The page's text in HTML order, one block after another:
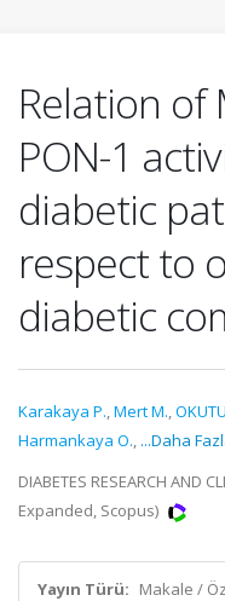
Relation of
PON-1
diabetic
respect to
diabetic
Karakaya P.,Mert M.,
Harmankaya O., ...Daha
DIABETES RESEARCH AND
Expanded, Scopus)
Yayın Türü: Makale /